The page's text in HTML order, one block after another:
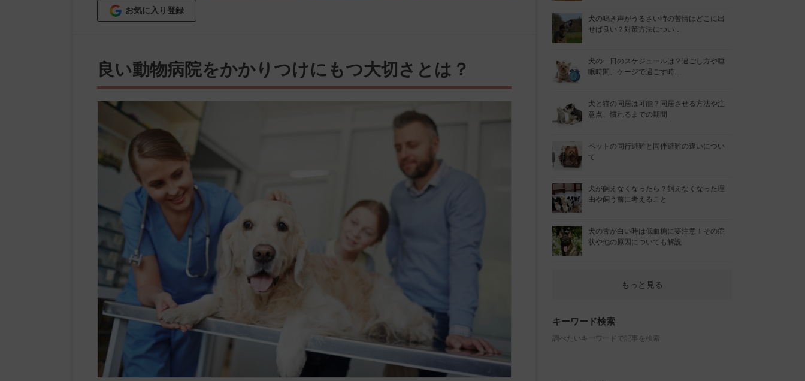
お気に入り登録
良い動物病院をかかりつけにもつ大切さとは？
犬の鳴き声がうるさい時の苦情はどこに出
せば良い？対策方法につい…
犬の一日のスケジュールは？過ごし方や睡
眠時間、ケージで過ごす時…
犬と猫の同居は可能？同居させる方法や注
意点、慣れるまでの期間
ペットの同行避難と同伴避難の違いについ
て
犬が飼えなくなったら？飼えなくなった理
由や飼う前に考えること
犬の舌が白い時は低血糖に要注意！その症
状や他の原因についても解説
もっと見る
キーワード検索
調べたいキーワードで記事を検索